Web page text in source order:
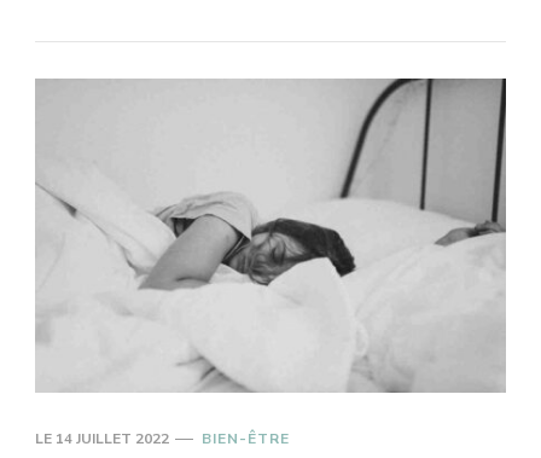
LE 14 JUILLET 2022 BIEN-ÊTRE